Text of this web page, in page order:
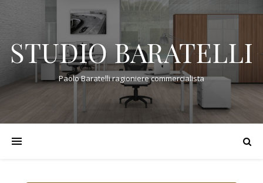
STUDIO BARATELLI
Paolo Baratelli ragioniere commercialista